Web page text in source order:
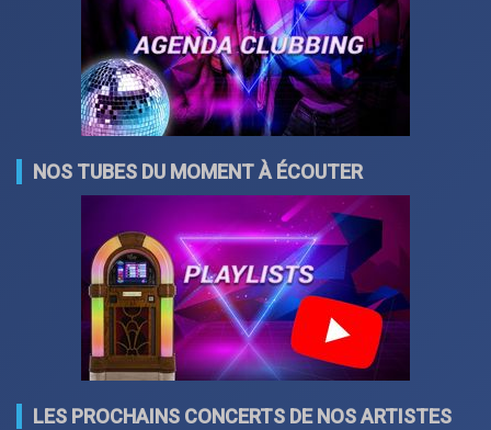
NOS TUBES DU MOMENT À ÉCOUTER
LES PROCHAINS CONCERTS DE NOS ARTISTES